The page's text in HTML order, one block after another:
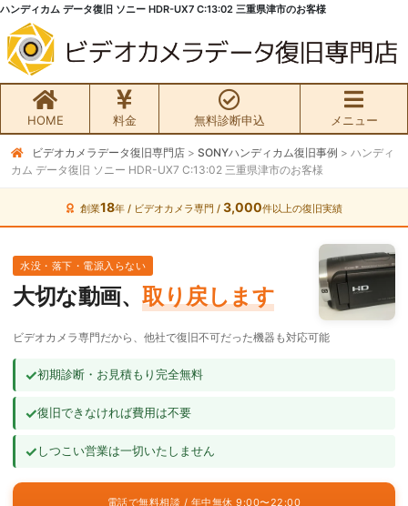
ハンディカム データ復旧 ソニー HDR-UX7 C:13:02 三重県津市のお客様
HOME 料金 無料診断申込 メニュー
無料初期診断お申込み
ビデオカメラ データ復旧HOME
料金・メニュー
サービスの流れ
よくあるご質問
ビデオカメラデータ復旧専門店 > SONYハンディカム復旧事例 > ハンディ
カム データ復旧 ソニー HDR-UX7 C:13:02 三重県津市のお客様
創業18年 / ビデオカメラ専門 / 3,000件以上の復旧実績
水没・落下・電源入らない
大切な動画、 取り戻します
ビデオカメラ専門だから、他社で復旧不可だった機器も対応可能
✓初期診断・お見積もり完全無料
✓復旧できなければ費用は不要
✓しつこい営業は一切いたしません
電話で無料相談 / 年中無休 9:00〜22:00